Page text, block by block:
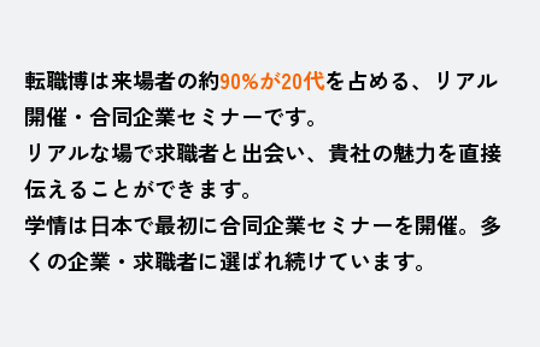
転職博は来場者の約90%が20代を占める、リアル
開催・合同企業セミナーです。
リアルな場で求職者と出会い、貴社の魅⼒を直接
伝えることができます。
学情は⽇本で最初に合同企業セミナーを開催。多
くの企業・求職者に選ばれ続けています。